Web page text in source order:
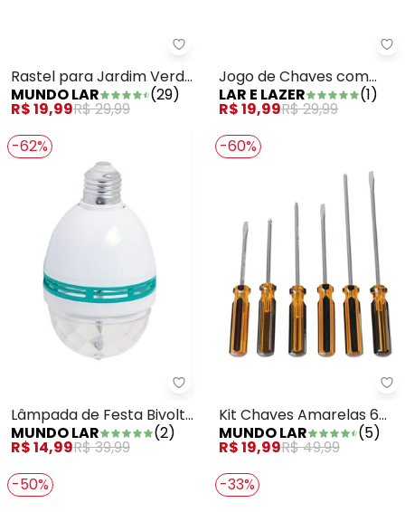
Mundo Lar - Rastel para Jardim
Rastel para Jardim Verde
1 Peça
MUNDO LAR (29)
R$ 19,99R$ 29,99
Jogo de Chaves com
Pontas de Precisão
LAR E LAZER (1)
R$ 19,99R$ 29,99
-62%
Mundo Lar - Lâmpada de Festa
Lâmpada de Festa Bivolt 1
Peça
MUNDO LAR (2)
R$ 14,99R$ 39,99
-60%
Kit Chaves Amarelas 6
Peças
MUNDO LAR (5)
R$ 19,99R$ 49,99
-50%
-33%